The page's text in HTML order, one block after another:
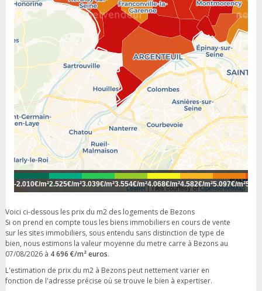
Leaflet| Tiles courtesy ofOpenStreetMap
-2.010€/m²2.525€/m²3.039€/m²3.554€/m²4.068€/m²4.582€/m²5.097€/m²
Voici ci-dessous les prix du m2 des logements de Bezons
Si on prend en compte tous les biens immobiliers en cours de vente
sur les sites immobiliers, sous entendu sans distinction de type de
bien, nous estimons la valeur moyenne du metre carre à Bezons au
07/08/2026 à 4 696 €/m² euros.
L'estimation de prix du m2 à Bezons peut nettement varier en
fonction de l'adresse précise où se trouve le bien à expertiser.